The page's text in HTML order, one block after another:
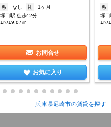
敷
なし 礼
1ヶ月
塚口駅 徒歩12分
1K/19.87㎡
お問合せ
お気に入り
敷
塚
1K/
兵庫県尼崎市の賃貸を探す